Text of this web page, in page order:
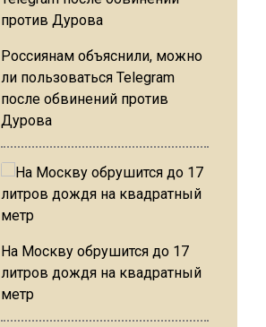
Россиянам объяснили, можно
ли пользоваться Telegram
после обвинений против
Дурова
На Москву обрушится до 17
литров дождя на квадратный
метр